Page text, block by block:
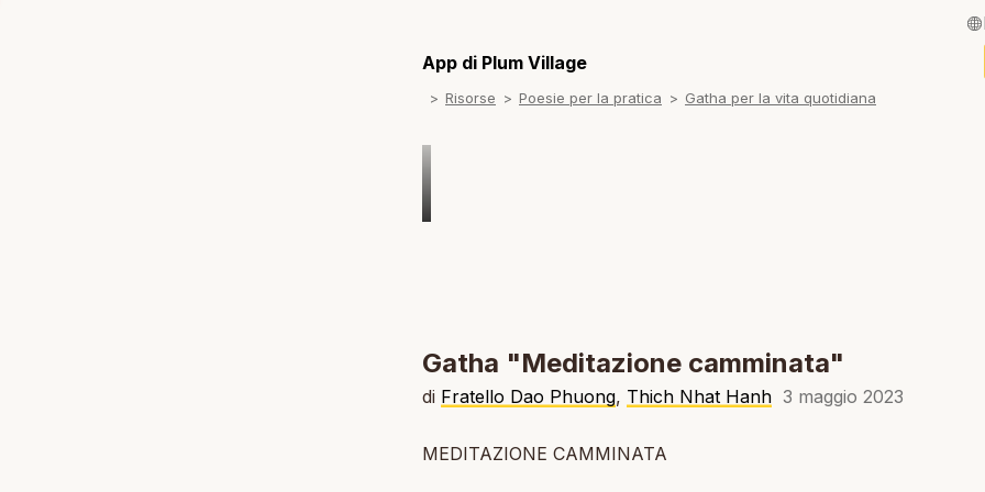
Français /
App di Plum Village
Risorse Poesie per la pratica Gatha per la vita quotidiana
Gatha "Meditazione camminata"
di Fratello Dao Phuong, Thich Nhat Hanh 3 maggio 2023
MEDITAZIONE CAMMINATA